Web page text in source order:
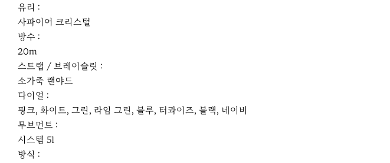
유리 :
사파이어 크리스털
방수 :
20m
스트랩 / 브레이슬릿 :
소가죽 랜야드
다이얼 :
핑크, 화이트, 그린, 라임 그린, 블루, 터콰이즈, 블랙, 네이비
무브먼트 :
시스템 51
방식 :